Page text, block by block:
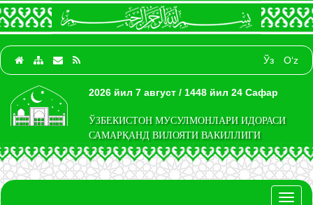
Ўз O‘z
2026 йил 7 август / 1448 йил 24 Сафар
ЎЗБЕКИСТОН МУСУЛМОНЛАРИ ИДОРАСИ
САМАРҚАНД ВИЛОЯТИ ВАКИЛЛИГИ